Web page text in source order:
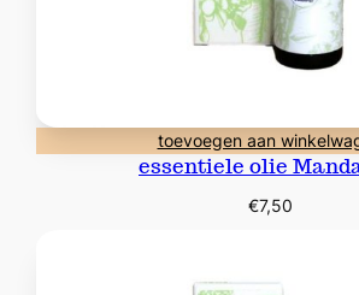
toevoegen aan
essentiele olie
€7,50